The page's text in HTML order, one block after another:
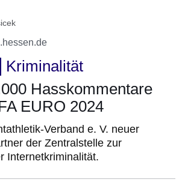
Kriminalität
Hasskommentare
EURO 2024
Verband e. V. neuer
der Zentralstelle zur
Internetkriminalität.